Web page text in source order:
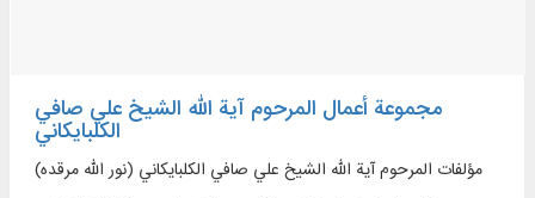
مجموعة أعمال المرحوم آية الله الشيخ علي صافي
الكلبايكاني
مؤلفات المرحوم آية الله الشيخ علي صافي الكلبايكاني (نور الله مرقده)